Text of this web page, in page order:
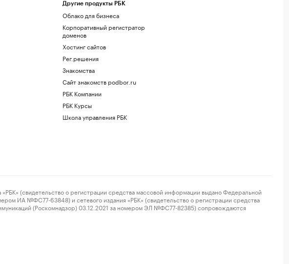
Другие продукты РБК
Облако для бизнеса
Корпоративный регистратор
доменов
Хостинг сайтов
Рег.решения
Знакомства
Сайт знакомств podbor.ru
РБК Компании
РБК Курсы
Школа управления РБК
(свидетельство о регистрации средства массовой информации выдано Федеральной
ИА №ФС77-63848) и сетевого издания «РБК» (свидетельство о регистрации средства
(Роскомнадзор) 03.12.2021 за номером ЭЛ №ФС77-82385) сопровождаются